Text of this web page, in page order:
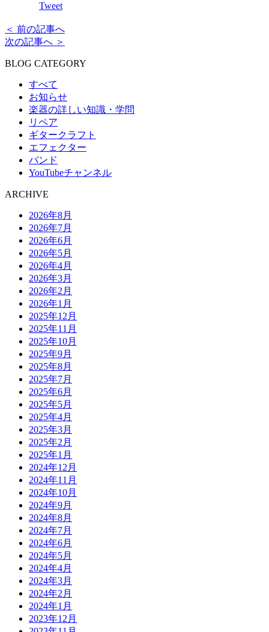
Tweet
＜ 前の記事へ
次の記事へ ＞
BLOG CATEGORY
すべて
お知らせ
楽器の詳しい知識・学問
リペア
ギタークラフト
エフェクター
バンド
YouTubeチャンネル
ARCHIVE
2026年8月
2026年7月
2026年6月
2026年5月
2026年4月
2026年3月
2026年2月
2026年1月
2025年12月
2025年11月
2025年10月
2025年9月
2025年8月
2025年7月
2025年6月
2025年5月
2025年4月
2025年3月
2025年2月
2025年1月
2024年12月
2024年11月
2024年10月
2024年9月
2024年8月
2024年7月
2024年6月
2024年5月
2024年4月
2024年3月
2024年2月
2024年1月
2023年12月